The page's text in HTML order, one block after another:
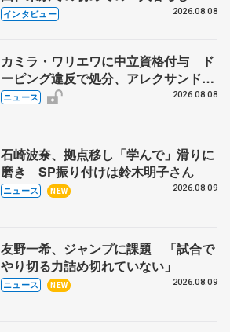
目スケーターの「今」に迫る
インタビュー 2026.08.08
カミラ・ワリエワに中立資格付与 ド
ーピング違反で処分、アレクサンド
ラ・イグナトワも
ニュース 2026.08.08
石崎波奈、拠点移し「学んで」滑りに
磨き SP振り付けは鈴木明子さん
ニュース NEW 2026.08.09
友野一希、ジャンプに課題 「試合で
やり切る力詰め切れていない」
ニュース NEW 2026.08.09